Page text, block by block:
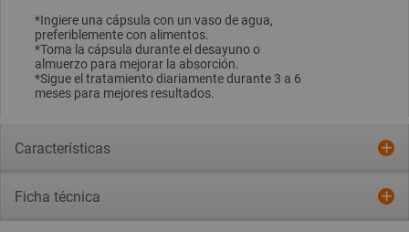
*Ingiere una cápsula con un vaso de agua,
preferiblemente con alimentos.
*Toma la cápsula durante el desayuno o
almuerzo para mejorar la absorción.
*Sigue el tratamiento diariamente durante 3 a 6
meses para mejores resultados.
Características
Ficha técnica